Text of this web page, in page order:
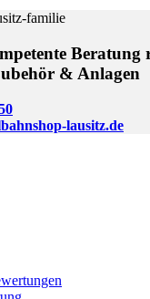
Beratung
& Anlagen
lausitz.de